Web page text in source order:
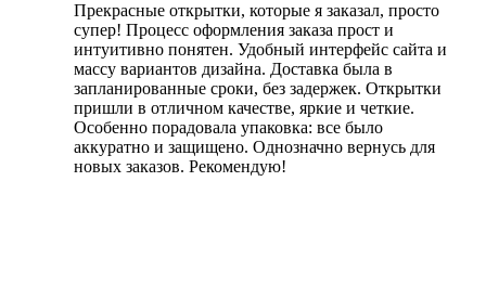
Прекрасные открытки, которые я заказал, просто
супер! Процесс оформления заказа прост и
интуитивно понятен. Удобный интерфейс сайта и
массу вариантов дизайна. Доставка была в
запланированные сроки, без задержек. Открытки
пришли в отличном качестве, яркие и четкие.
Особенно порадовала упаковка: все было
аккуратно и защищено. Однозначно вернусь для
новых заказов. Рекомендую!